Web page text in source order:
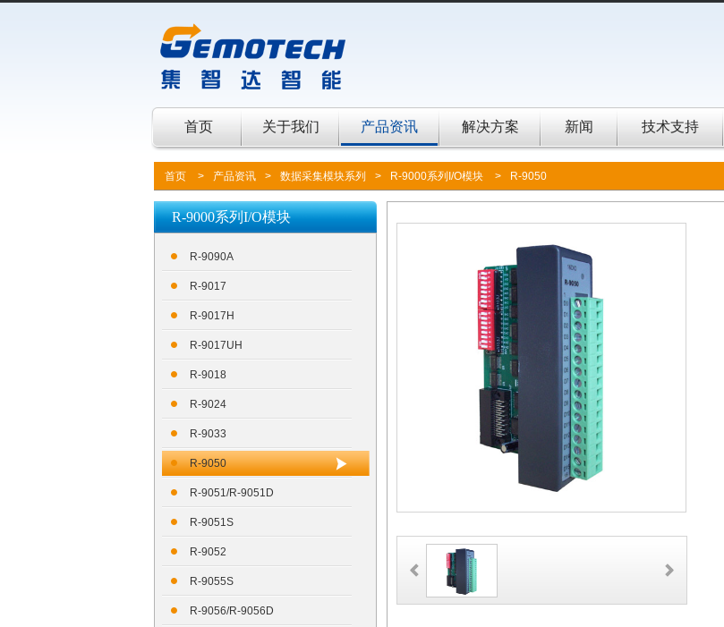
首页 关于我们 产品资讯 解决方案 新闻 技术支持
首页 > 产品资讯 > 数据采集模块系列 > R-9000系列I/O模块 > R-9050
R-9000系列I/O模块
R-9090A
R-9017
R-9017H
R-9017UH
R-9018
R-9024
R-9033
R-9050
R-9051/R-9051D
R-9051S
R-9052
R-9055S
R-9056/R-9056D